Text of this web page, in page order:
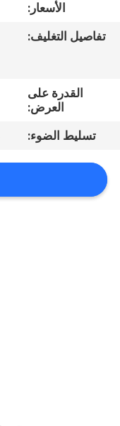
حول
بنا
جولة
المعمل
اتصل
الأسعار:
تفاصيل التغليف:
القدرة على
العرض:
تسليط الضوء: